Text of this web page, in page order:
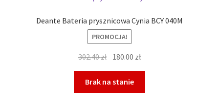
Deante Bateria prysznicowa Cynia BCY 040M
PROMOCJA!
302.40zł Pierwotna
cena
wynosiła:
302.40 zł.
180.00 złAktualna
cena
180.00 zł.
Brak na stanie